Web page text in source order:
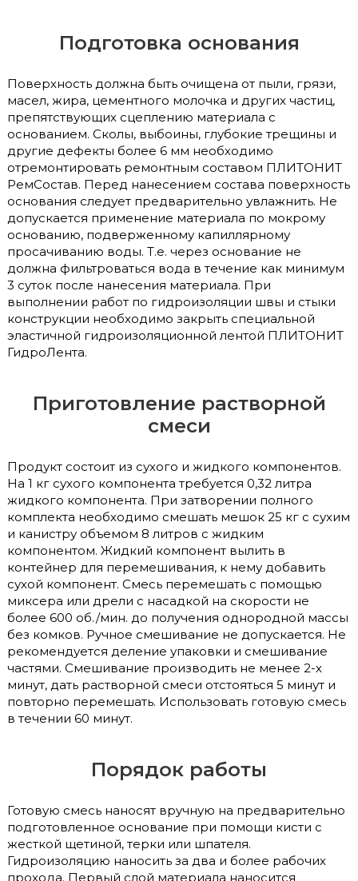
Подготовка основания
Поверхность должна быть очищена от пыли, грязи,
масел, жира, цементного молочка и других частиц,
препятствующих сцеплению материала с
основанием. Сколы, выбоины, глубокие трещины и
другие дефекты более 6 мм необходимо
отремонтировать ремонтным составом ПЛИТОНИТ
РемСостав. Перед нанесением состава поверхность
основания следует предварительно увлажнить. Не
допускается применение материала по мокрому
основанию, подверженному капиллярному
просачиванию воды. Т.е. через основание не
должна фильтроваться вода в течение как минимум
3 суток после нанесения материала. При
выполнении работ по гидроизоляции швы и стыки
конструкции необходимо закрыть специальной
эластичной гидроизоляционной лентой ПЛИТОНИТ
ГидроЛента.
Приготовление растворной
смеси
Продукт состоит из сухого и жидкого компонентов.
На 1 кг сухого компонента требуется 0,32 литра
жидкого компонента. При затворении полного
комплекта необходимо смешать мешок 25 кг с сухим
и канистру объемом 8 литров с жидким
компонентом. Жидкий компонент вылить в
контейнер для перемешивания, к нему добавить
сухой компонент. Смесь перемешать с помощью
миксера или дрели с насадкой на скорости не
более 600 об./мин. до получения однородной массы
без комков. Ручное смешивание не допускается. Не
рекомендуется деление упаковки и смешивание
частями. Смешивание производить не менее 2-х
минут, дать растворной смеси отстояться 5 минут и
повторно перемешать. Использовать готовую смесь
в течении 60 минут.
Порядок работы
Готовую смесь наносят вручную на предварительно
подготовленное основание при помощи кисти с
жесткой щетиной, терки или шпателя.
Гидроизоляцию наносить за два и более рабочих
прохода. Первый слой материала наносится